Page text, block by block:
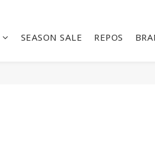
SEASON SALE REPOS